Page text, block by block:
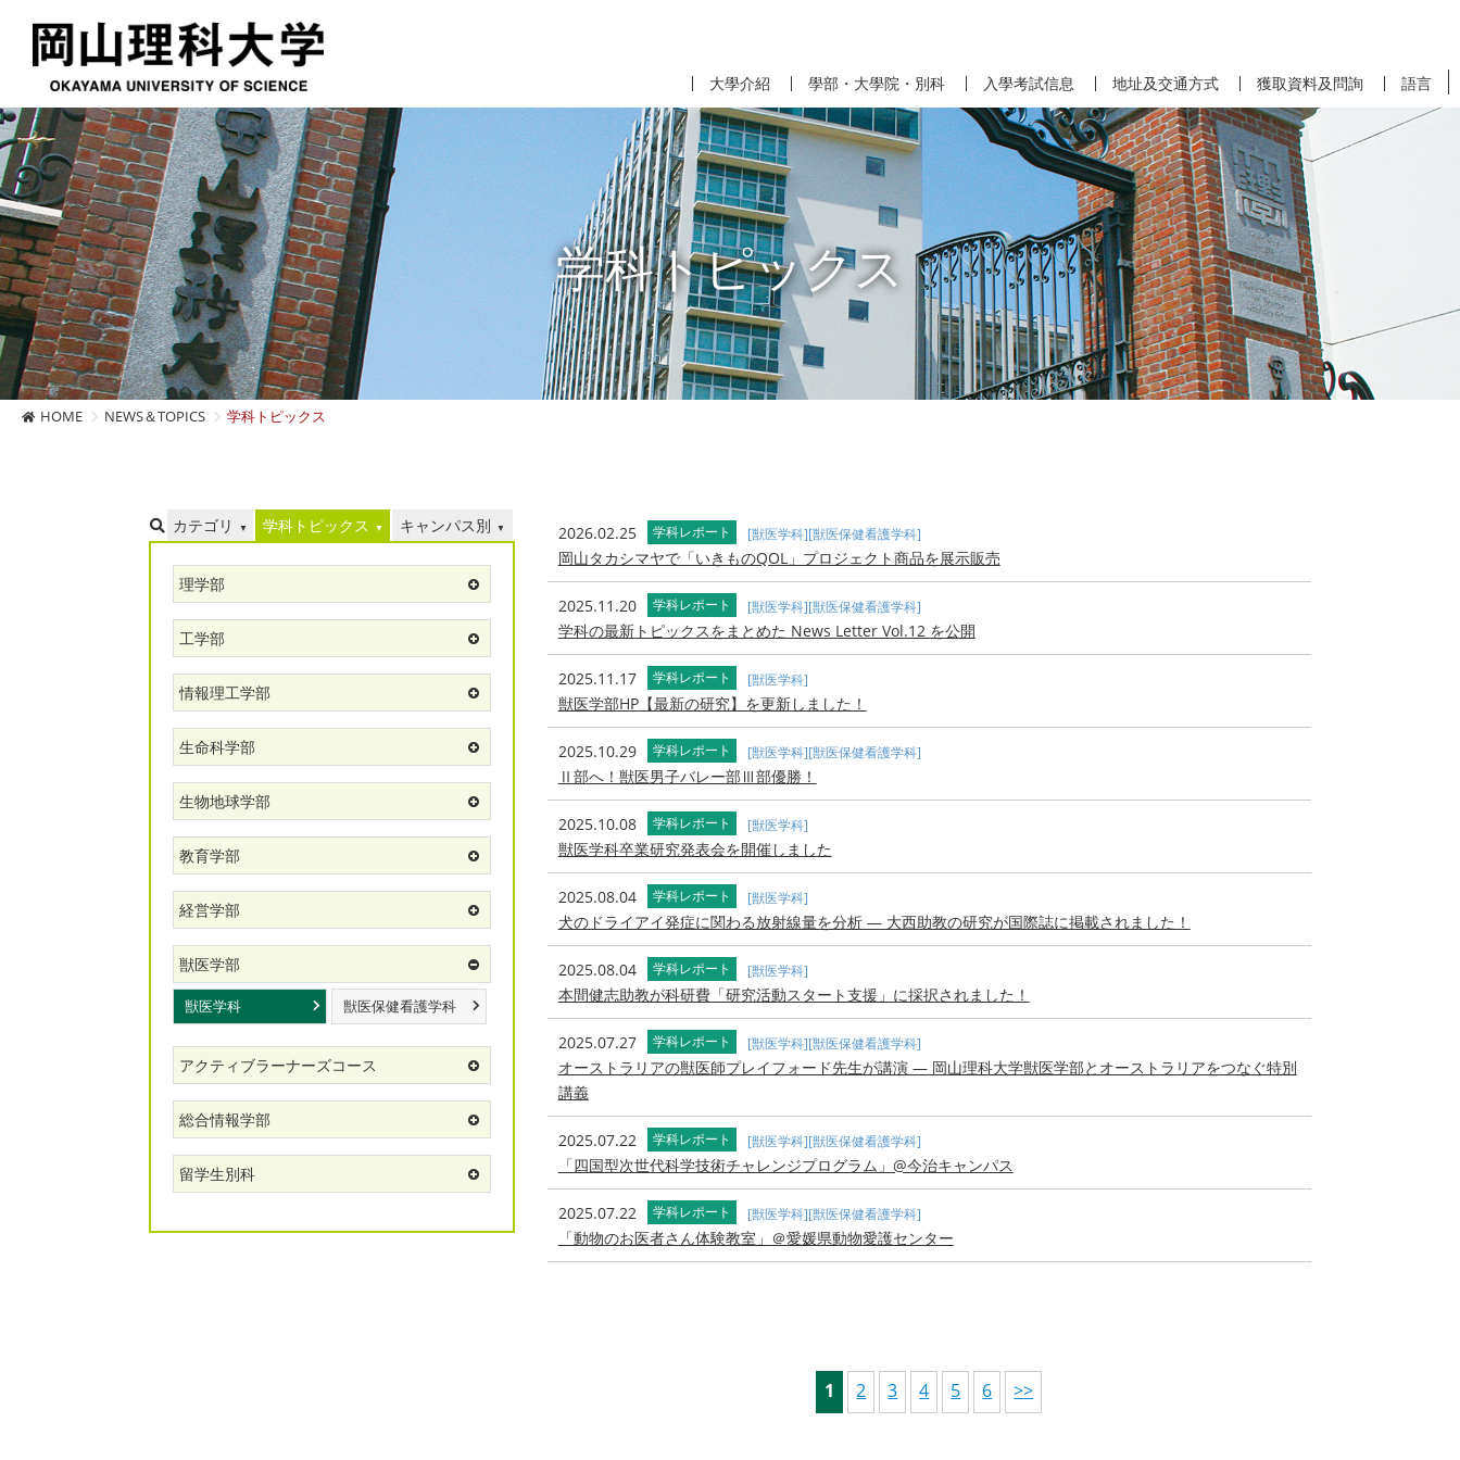
大學介紹 學部・大學院・別科 入學考試信息 地址及交通方式 獲取資料及問詢 語言
学科トピックス
HOME NEWS＆TOPICS 学科トピックス
カテゴリ 学科トピックス キャンパス別
理学部
工学部
情報理工学部
生命科学部
生物地球学部
教育学部
経営学部
獣医学部
獣医学科 獣医保健看護学科
アクティブラーナーズコース
総合情報学部
留学生別科
2026.02.25 学科レポート [獣医学科][獣医保健看護学科]
岡山タカシマヤで「いきものQOL」プロジェクト商品を展示販売
2025.11.20 学科レポート [獣医学科][獣医保健看護学科]
学科の最新トピックスをまとめた News Letter Vol.12 を公開
2025.11.17 学科レポート [獣医学科]
獣医学部HP【最新の研究】を更新しました！
2025.10.29 学科レポート [獣医学科][獣医保健看護学科]
Ⅱ部へ！獣医男子バレー部Ⅲ部優勝！
2025.10.08 学科レポート [獣医学科]
獣医学科卒業研究発表会を開催しました
2025.08.04 学科レポート [獣医学科]
犬のドライアイ発症に関わる放射線量を分析 — 大西助教の研究が国際誌に掲載されました！
2025.08.04 学科レポート [獣医学科]
本間健志助教が科研費「研究活動スタート支援」に採択されました！
2025.07.27 学科レポート [獣医学科][獣医保健看護学科]
オーストラリアの獣医師プレイフォード先生が講演 — 岡山理科大学獣医学部とオーストラリアをつなぐ特別
講義
2025.07.22 学科レポート [獣医学科][獣医保健看護学科]
「四国型次世代科学技術チャレンジプログラム」@今治キャンパス
2025.07.22 学科レポート [獣医学科][獣医保健看護学科]
「動物のお医者さん体験教室」＠愛媛県動物愛護センター
1 2 3 4 5 6 >>